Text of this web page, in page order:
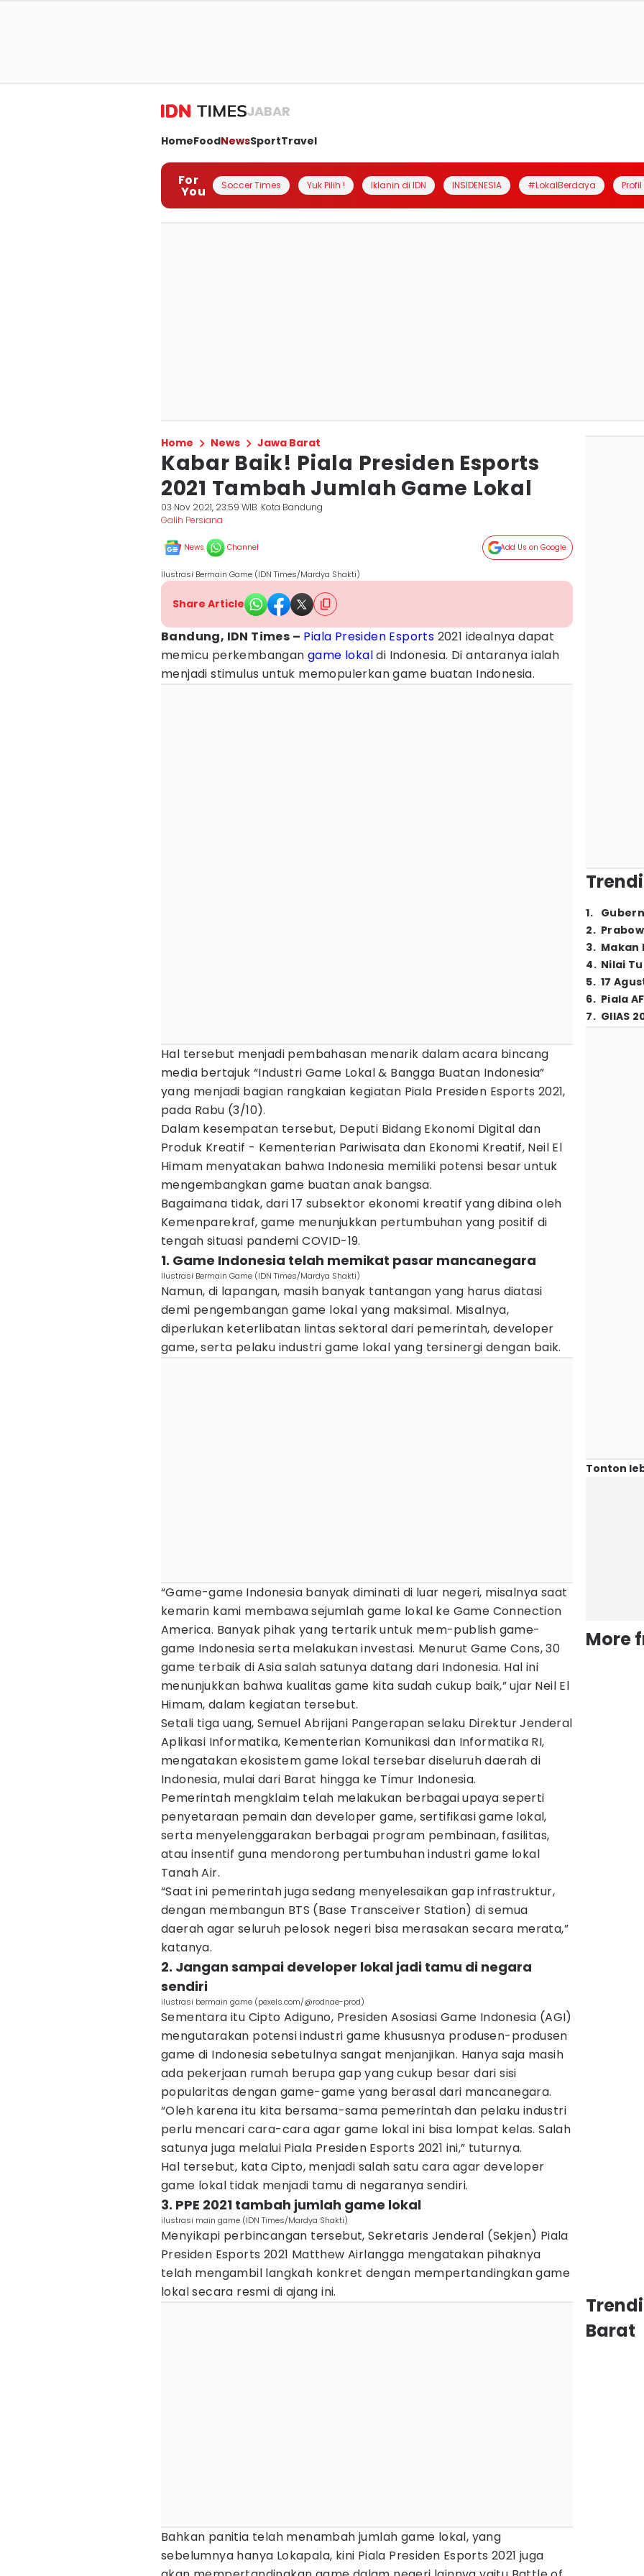
JABAR
HomeFoodNewsSportTravel
For
You Soccer Times Yuk Pilih ! Iklanin di IDN INSIDENESIA #LokalBerdaya
Home News Jawa Barat
Kabar Baik! Piala Presiden Esports
2021 Tambah Jumlah Game Lokal
03 Nov 2021, 23:59 WIB Kota Bandung
Galih Persiana
News Channel Add Us on Google
Ilustrasi Bermain Game (IDN Times/Mardya Shakti)
Share Article
Bandung, IDN Times – Piala Presiden Esports 2021 idealnya dapat
memicu perkembangan game lokaldi Indonesia. Di antaranya ialah
menjadi stimulus untuk memopulerkan game buatan Indonesia.
Hal tersebut menjadi pembahasan menarik dalam acara bincang
media bertajuk “Industri Game Lokal & Bangga Buatan Indonesia”
yang menjadi bagian rangkaian kegiatan Piala Presiden Esports 2021,
pada Rabu (3/10).
Dalam kesempatan tersebut, Deputi Bidang Ekonomi Digital dan
Produk Kreatif - Kementerian Pariwisata dan Ekonomi Kreatif, Neil El
Himam menyatakan bahwa Indonesia memiliki potensi besar untuk
mengembangkan game buatan anak bangsa.
Bagaimana tidak, dari 17 subsektor ekonomi kreatif yang dibina oleh
Kemenparekraf, game menunjukkan pertumbuhan yang positif di
tengah situasi pandemi COVID-19.
1. Game Indonesia telah memikat pasar mancanegara
Ilustrasi Bermain Game (IDN Times/Mardya Shakti)
Namun, di lapangan, masih banyak tantangan yang harus diatasi
demi pengembangan game lokal yang maksimal. Misalnya,
diperlukan keterlibatan lintas sektoral dari pemerintah, developer
game, serta pelaku industri game lokal yang tersinergi dengan baik.
“Game-game Indonesia banyak diminati di luar negeri, misalnya saat
kemarin kami membawa sejumlah game lokal ke Game Connection
America. Banyak pihak yang tertarik untuk mem-publish game-
game Indonesia serta melakukan investasi. Menurut Game Cons, 30
game terbaik di Asia salah satunya datang dari Indonesia. Hal ini
menunjukkan bahwa kualitas game kita sudah cukup baik,” ujar Neil El
Himam, dalam kegiatan tersebut.
Setali tiga uang, Semuel Abrijani Pangerapan selaku Direktur Jenderal
Aplikasi Informatika, Kementerian Komunikasi dan Informatika RI,
mengatakan ekosistem game lokal tersebar diseluruh daerah di
Indonesia, mulai dari Barat hingga ke Timur Indonesia.
Pemerintah mengklaim telah melakukan berbagai upaya seperti
penyetaraan pemain dan developer game, sertifikasi game lokal,
serta menyelenggarakan berbagai program pembinaan, fasilitas,
atau insentif guna mendorong pertumbuhan industri game lokal
Tanah Air.
“Saat ini pemerintah juga sedang menyelesaikan gap infrastruktur,
dengan membangun BTS (Base Transceiver Station) di semua
daerah agar seluruh pelosok negeri bisa merasakan secara merata,”
katanya.
2. Jangan sampai developer lokal jadi tamu di negara
sendiri
ilustrasi bermain game (pexels.com/@rodnae-prod)
Sementara itu Cipto Adiguno, Presiden Asosiasi Game Indonesia (AGI)
mengutarakan potensi industri game khususnya produsen-produsen
game di Indonesia sebetulnya sangat menjanjikan. Hanya saja masih
ada pekerjaan rumah berupa gap yang cukup besar dari sisi
popularitas dengan game-game yang berasal dari mancanegara.
“Oleh karena itu kita bersama-sama pemerintah dan pelaku industri
perlu mencari cara-cara agar game lokal ini bisa lompat kelas. Salah
satunya juga melalui Piala Presiden Esports 2021 ini,” tuturnya.
Hal tersebut, kata Cipto, menjadi salah satu cara agar developer
game lokal tidak menjadi tamu di negaranya sendiri.
3. PPE 2021 tambah jumlah game lokal
ilustrasi main game (IDN Times/Mardya Shakti)
Menyikapi perbincangan tersebut, Sekretaris Jenderal (Sekjen) Piala
Presiden Esports 2021 Matthew Airlangga mengatakan pihaknya
telah mengambil langkah konkret dengan mempertandingkan game
lokal secara resmi di ajang ini.
Bahkan panitia telah menambah jumlah game lokal, yang
sebelumnya hanya Lokapala, kini Piala Presiden Esports 2021 juga
1.
2.
3. Makan
4. Nilai
5. 17
6. Piala
7. GIIAS
Tonton
More
Barat